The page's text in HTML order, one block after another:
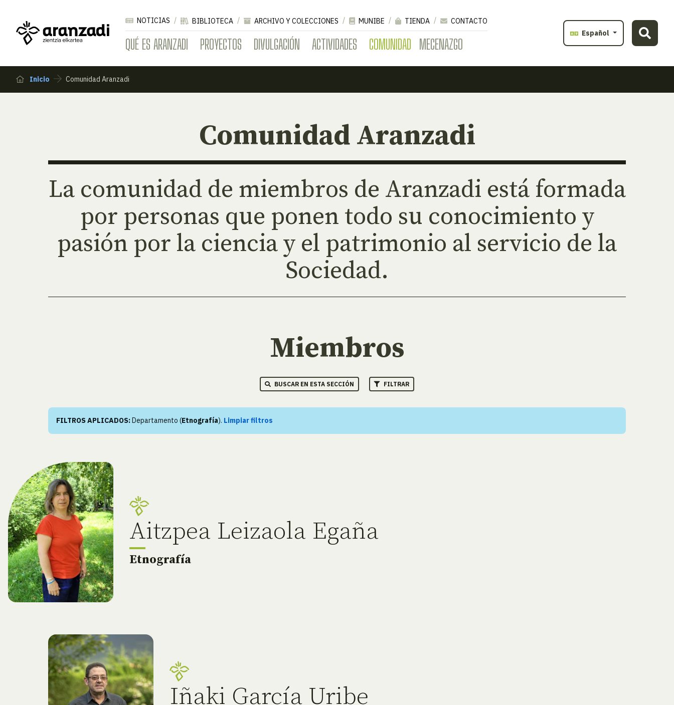
QUÉ ES ARANZADI PROYECTOS DIVULGACIÓN ACTIVIDADES COMUNIDAD MECENAZGO
NOTICIAS BIBLIOTECA ARCHIVO Y COLECCIONES MUNIBE TIENDA
CONTACTO
Español
Inicio Comunidad Aranzadi
Comunidad Aranzadi
La comunidad de miembros de Aranzadi está formada
por personas que ponen todo su conocimiento y
pasión por la ciencia y el patrimonio al servicio de la
Sociedad.
Miembros
BUSCAR EN ESTA SECCIÓN FILTRAR
FILTROS APLICADOS:Departamento (Etnografía). Limpiar filtros
Aitzpea Leizaola Egaña
Etnografía
Iñaki García Uribe